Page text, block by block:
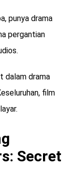
punya drama
pergantian
dalam drama
film
Secret